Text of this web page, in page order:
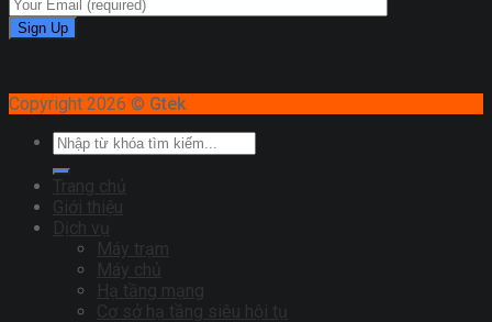
Copyright 2026 © Gtek
Trang chủ
Giới thiệu
Dịch vụ
Máy trạm
Máy chủ
Hạ tầng mạng
Cơ sở hạ tầng siêu hội tụ